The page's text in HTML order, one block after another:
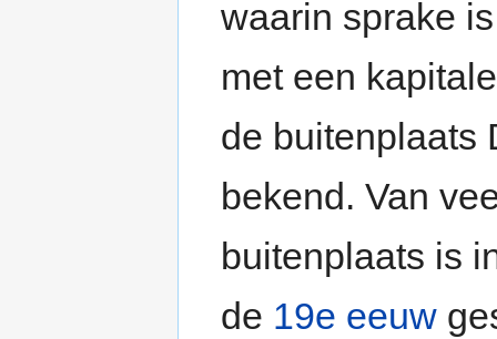
waarin sprake
met een
de buitenplaats
bekend. Van
buitenplaats is
de 19e eeuw